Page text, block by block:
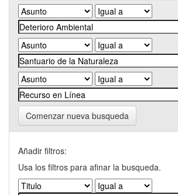
Comenzar nueva busqueda
Añadir filtros:
Usa los filtros para afinar la busqueda.